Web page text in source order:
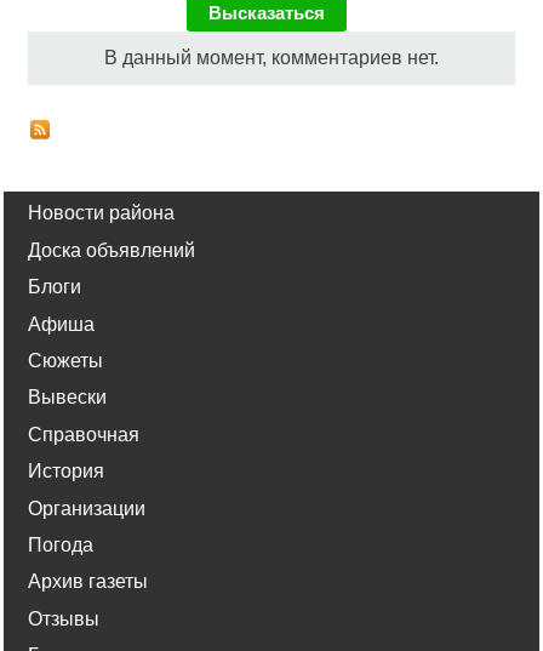
В данный момент, комментариев нет.
Новости района
Доска объявлений
Блоги
Афиша
Сюжеты
Вывески
Справочная
История
Организации
Погода
Архив газеты
Отзывы